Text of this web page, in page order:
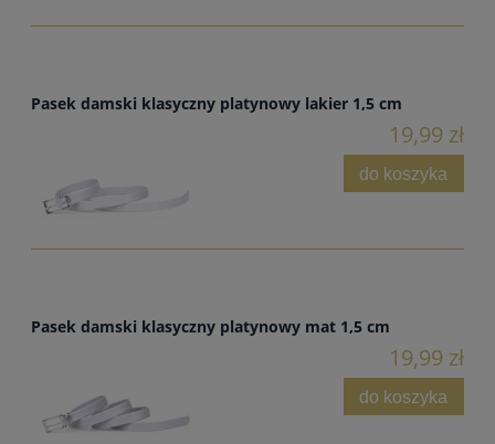
Pasek damski klasyczny platynowy lakier 1,5 cm
19,99 zł
do koszyka
Pasek damski klasyczny platynowy mat 1,5 cm
19,99 zł
do koszyka